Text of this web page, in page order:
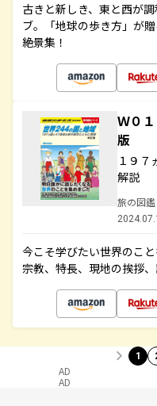
古きと新しき、東と西が
ブ。「地球の歩き方」が
絶景集！
Ｗ０
版
１９７
解説
旅の図鑑
今こそ学びたい世界のこ
宗教、特長、現地の挨拶
1
AD
AD